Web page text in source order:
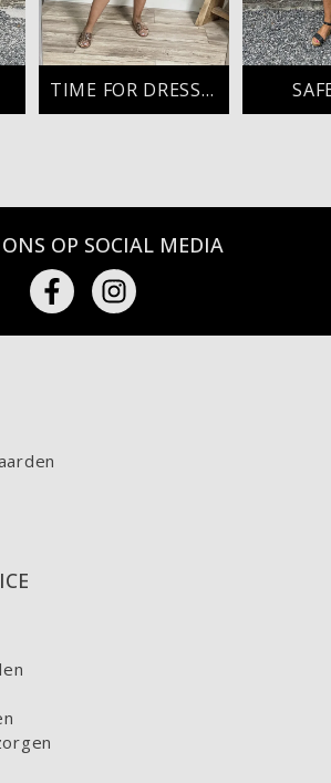
TIME FOR DRESSES
OP SOCIAL MEDIA